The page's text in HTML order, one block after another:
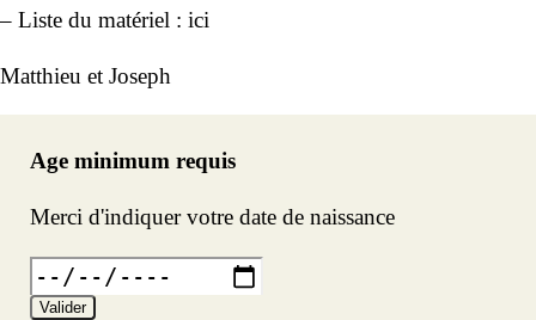
– Liste du matériel : ici
Matthieu et Joseph
Age minimum requis
Merci d'indiquer votre date de naissance
Valider